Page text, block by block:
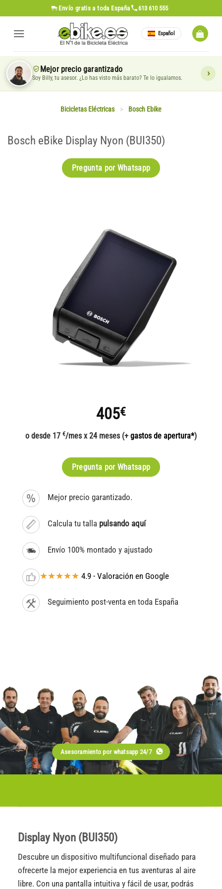
al
contenido
Envío gratis a toda España 613 610 555
Español
Mejor precio garantizado
Soy Billy, tu asesor. ¿Lo has visto más barato? Te lo igualamos.
Bicicletas Eléctricas > Bosch Ebike
Bosch eBike Display Nyon (BUI350)
Pregunta por Whatsapp
405€
o desde 17 €/mes x 24 meses (+ gastos de apertura*)
Pregunta por Whatsapp
Mejor precio garantizado.
Calcula tu talla pulsando aquí
Envío 100% montado y ajustado
★★★★★ 4.9 - Valoración en Google
Seguimiento post-venta en toda España
Asesoramiento por whatsapp 24/7
Display Nyon (BUI350)
Descubre un dispositivo multifuncional diseñado para
ofrecerte la mejor experiencia en tus aventuras al aire
libre. Con una pantalla intuitiva y fácil de usar, podrás